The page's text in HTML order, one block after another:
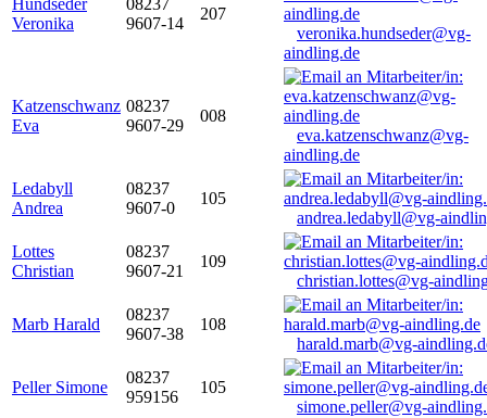
Hundseder
Veronika
08237
9607-14
207
veronika.hundseder@vg-
aindling.de
Katzenschwanz
Eva
08237
9607-29
008
eva.katzenschwanz@vg-
aindling.de
Ledabyll
Andrea
08237
9607-0
105
andrea.ledabyll@vg-
Lottes
Christian
08237
9607-21
109
christian.lottes@vg-
Marb Harald
08237
9607-38
108
harald.marb@vg-
Peller Simone
08237
959156
105
simone.peller@vg-